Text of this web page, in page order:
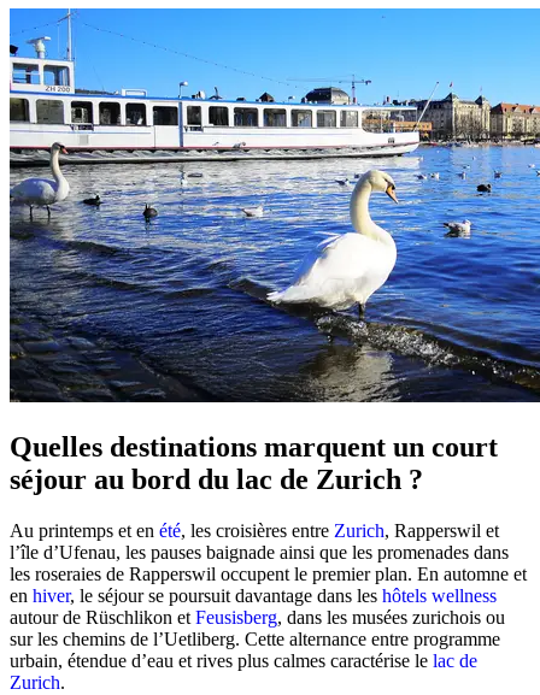
Quelles destinations marquent un court
séjour au bord du lac de Zurich ?
Au printemps et en été, les croisières entre Zurich, Rapperswil et
l’île d’Ufenau, les pauses baignade ainsi que les promenades dans
les roseraies de Rapperswil occupent le premier plan. En automne et
en hiver, le séjour se poursuit davantage dans les hôtels wellness
autour de Rüschlikon et Feusisberg, dans les musées zurichois ou
sur les chemins de l’Uetliberg. Cette alternance entre programme
urbain, étendue d’eau et rives plus calmes caractérise le lac de
Zurich.